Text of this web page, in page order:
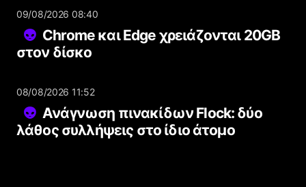
09/08/2026 08:40
Chrome και Edge χρειάζονται 20GB
στον δίσκο
08/08/2026 11:52
Ανάγνωση πινακίδων Flock: δύο
λάθος συλλήψεις στο ίδιο άτομο